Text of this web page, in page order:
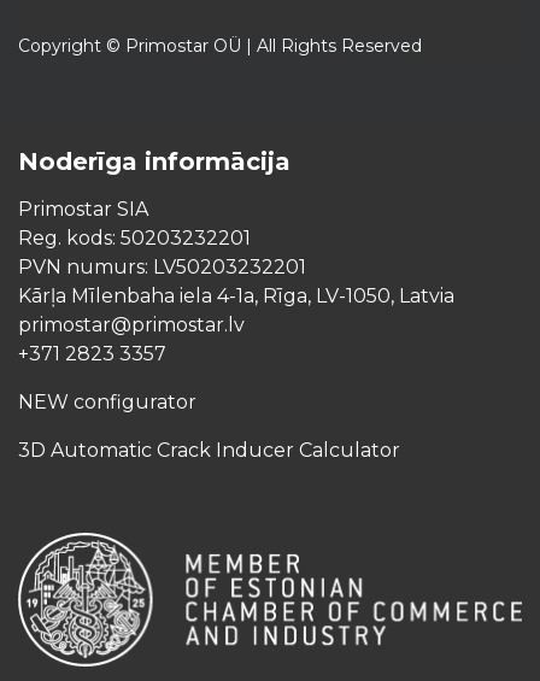
Copyright © Primostar OÜ | All Rights Reserved
Noderīga informācija
Primostar SIA
Reg. kods: 50203232201
PVN numurs: LV50203232201
Kārļa Mīlenbaha iela 4-1a, Rīga, LV-1050, Latvia
primostar@primostar.lv
+371 2823 3357
NEW configurator
3D Automatic Crack Inducer Calculator